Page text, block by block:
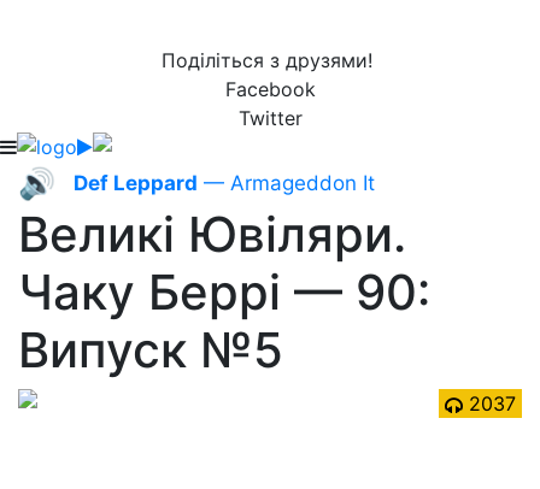
Поділіться з друзями!
Facebook
Twitter
🔊 Def Leppard — Armageddon It
Великі Ювіляри.
Чаку Беррі — 90:
Випуск №5
2037